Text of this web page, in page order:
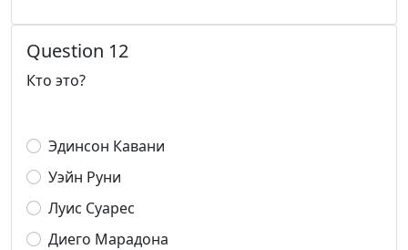
Question 12
Кто это?
Эдинсон Кавани
Уэйн Руни
Луис Суарес
Диего Марадона